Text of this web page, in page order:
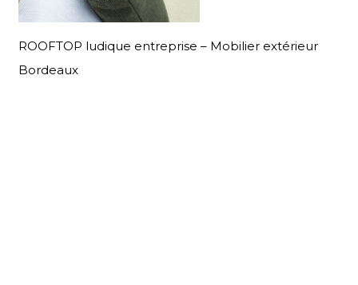
ROOFTOP ludique entreprise – Mobilier extérieur
Bordeaux